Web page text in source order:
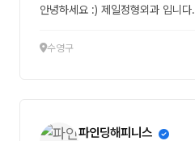
안녕하세요 :) 제일정형외과 입니다.
수영구
파인딩해피니스